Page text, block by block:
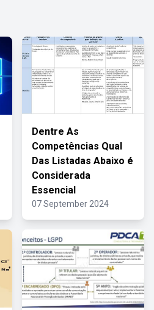
Dentre As
Competências Qual
Das Listadas Abaixo é
Considerada
Essencial
07 September 2024